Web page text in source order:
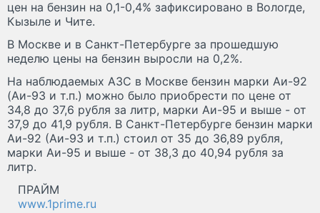
цен на бензин на 0,1-0,4% зафиксировано в Вологде,
Кызыле и Чите.
В Москве и в Санкт-Петербурге за прошедшую
неделю цены на бензин выросли на 0,2%.
На наблюдаемых АЗС в Москве бензин марки Аи-92
(Аи-93 и т.п.) можно было приобрести по цене от
34,8 до 37,6 рубля за литр, марки Аи-95 и выше - от
37,9 до 41,9 рубля. В Санкт-Петербурге бензин марки
Аи-92 (Аи-93 и т.п.) стоил от 35 до 36,89 рубля,
марки Аи-95 и выше - от 38,3 до 40,94 рубля за
литр.
ПРАЙМ
www.1prime.ru